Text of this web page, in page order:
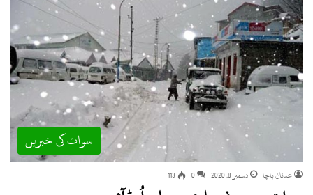
سوات کی خبریں
عدنان باچا دسمبر 8, 2020 0
113